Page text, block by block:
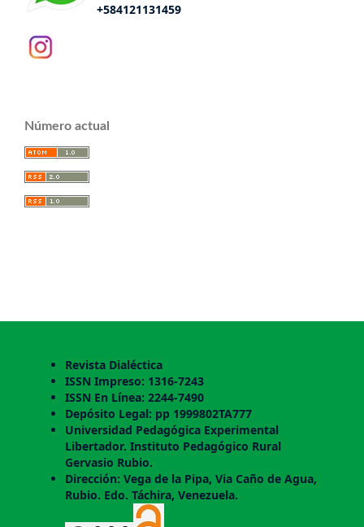
+584121131459
Número actual
Revista Dialéctica
ISSN Impreso: 1316-7243
ISSN En Línea: 2244-7490
Depósito Legal: pp 1999802TA777
Universidad Pedagógica Experimental
Libertador. Instituto Pedagógico Rural
Gervasio Rubio.
Dirección: Vega de la Pipa, Via Caño de Agua,
Rubio. Edo. Táchira, Venezuela.